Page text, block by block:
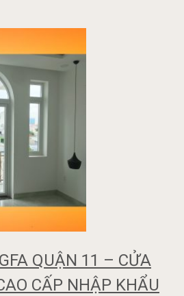
QUẬN 11 – CỬA
CẤP NHẬP KHẨU